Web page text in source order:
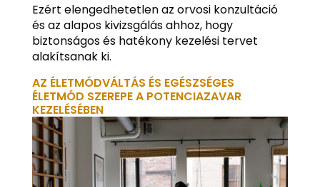
Ezért elengedhetetlen az orvosi konzultáció
és az alapos kivizsgálás ahhoz, hogy
biztonságos és hatékony kezelési tervet
alakítsanak ki.
AZ ÉLETMÓDVÁLTÁS ÉS EGÉSZSÉGES
ÉLETMÓD SZEREPE A POTENCIAZAVAR
KEZELÉSÉBEN